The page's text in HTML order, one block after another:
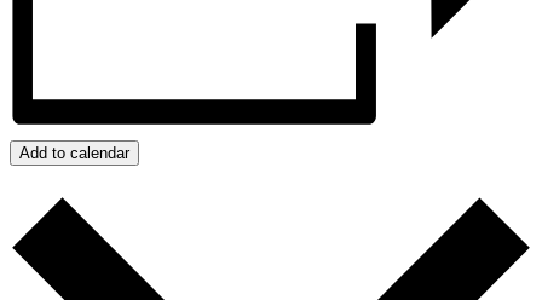
Add to calendar